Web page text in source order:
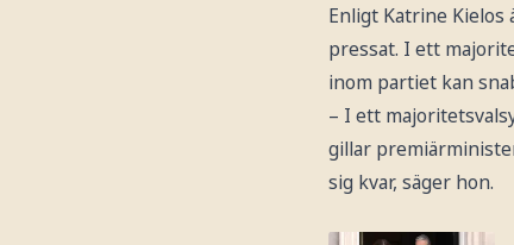
Enligt Katrine
pressat. I ett
inom partiet kan
– I ett
gillar
sig kvar, säger hon.